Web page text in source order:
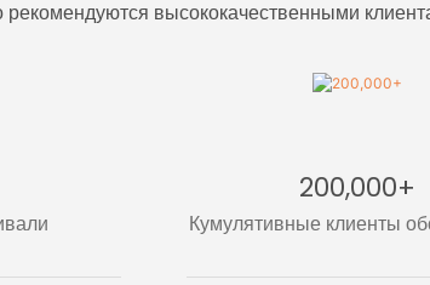
рекомендуются высококачественными
200,000+
Кумулятивные клиенты